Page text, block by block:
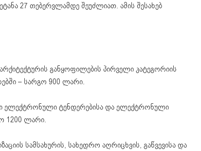
27 თებერვლამდე შეუძლიათ. ამის შესახებ
განყოფილების პირველი კატეგორიის
– სარგო 900 ლარი.
ელექტრონული ტენდერებისა და ელექტრონული
1200 ლარი.
სამსახურის, სახედრო აღრიცხვის, გაწვევისა და